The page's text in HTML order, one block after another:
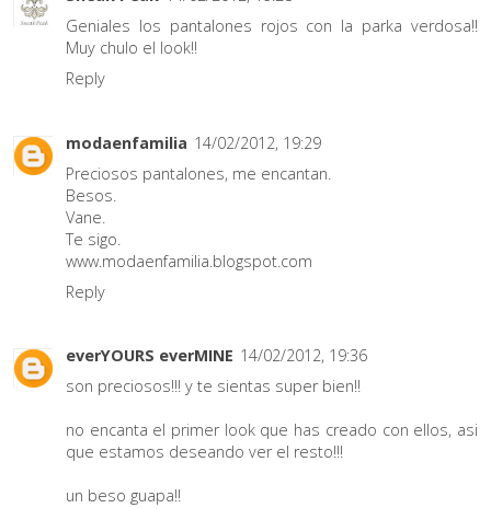
Geniales los pantalones rojos con la parka verdosa!!
Muy chulo el look!!
Reply
modaenfamilia 14/02/2012, 19:29
Preciosos pantalones, me encantan.
Besos.
Vane.
Te sigo.
www.modaenfamilia.blogspot.com
Reply
everYOURS everMINE 14/02/2012, 19:36
son preciosos!!! y te sientas super bien!!
no encanta el primer look que has creado con ellos, asi
que estamos deseando ver el resto!!!
un beso guapa!!